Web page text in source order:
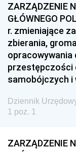
2024
2023
2022
2021
2020
2019
2018
2016
ZARZĄDZENIE
GŁÓWNEGO
r. zmieniające
zbierania,
przestępczości
samobójczych i
Dziennik
1 poz. 1
ZARZĄDZENIE